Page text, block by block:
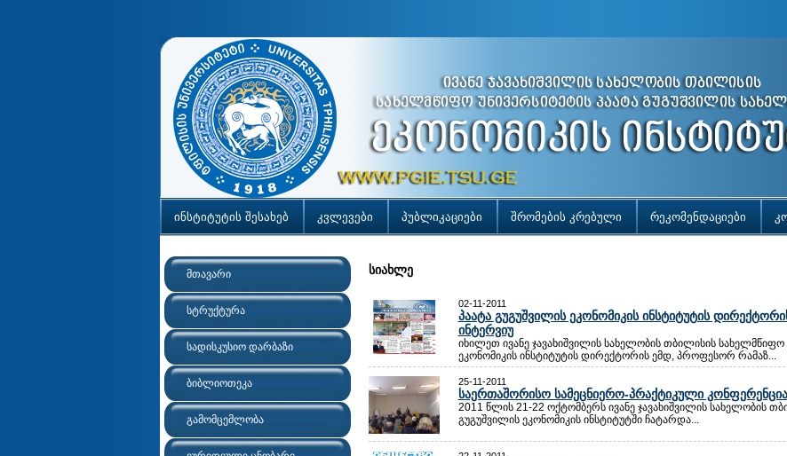
ინსტიტუტის შესახებ კვლევები პუბლიკაციები შრომების კრებული რეკომენდაციები
მთავარი
სტრუქტურა
სადისკუსიო დარბაზი
ბიბლიოთეკა
გამომცემლობა
სიახლე
02-11-2011
პაატა გუგუშვილის ეკონომიკის ინსტიტუტის
ინტერვიუ
იხილეთ ივანე ჯავახიშვილის სახელობის თბილისის სახელმწიფო
ეკონომიკის ინსტიტუტის დირექტორის ემდ, პროფესორ რამაზ...
25-11-2011
საერთაშორისო სამეცნიერო-პრაქტიკული კონფერენცია
2011 წლის 21-22 ოქტომბერს ივანე ჯავახიშვილის სახელობის
გუგუშვილის ეკონომიკის ინსტიტუტში ჩატარდა...